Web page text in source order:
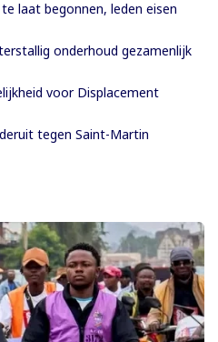
laat begonnen, leden eisen
onderhoud gezamenlijk
voor Displacement
tegen Saint-Martin